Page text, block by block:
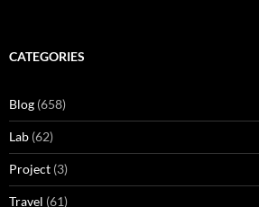
CATEGORIES
Blog (658)
Lab (62)
Project (3)
Travel (61)